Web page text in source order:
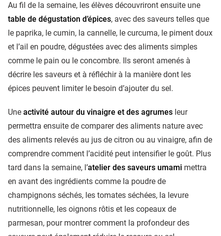
Au fil de la semaine, les élèves découvriront ensuite une
table de dégustation d’épices, avec des saveurs telles que
le paprika, le cumin, la cannelle, le curcuma, le piment doux
et l’ail en poudre, dégustées avec des aliments simples
comme le pain ou le concombre. Ils seront amenés à
décrire les saveurs et à réfléchir à la manière dont les
épices peuvent limiter le besoin d’ajouter du sel.
Une activité autour du vinaigre et des agrumes leur
permettra ensuite de comparer des aliments nature avec
des aliments relevés au jus de citron ou au vinaigre, afin de
comprendre comment l’acidité peut intensifier le goût. Plus
tard dans la semaine, l’atelier des saveurs umami mettra
en avant des ingrédients comme la poudre de
champignons séchés, les tomates séchées, la levure
nutritionnelle, les oignons rôtis et les copeaux de
parmesan, pour montrer comment la profondeur des